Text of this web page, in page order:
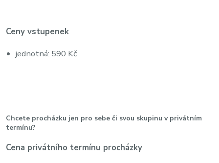
Ceny vstupenek
jednotná: 590 Kč
Chcete procházku jen pro sebe či svou skupinu v privátním
termínu?
Cena privátního termínu procházky